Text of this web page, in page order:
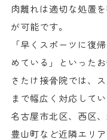
肉離れは適切な処置
が可能です。
「早くスポーツに復
めている」といった
さたけ接骨院では、
まで幅広く対応してい
名古屋市北区、西区
豊山町など近隣エリ